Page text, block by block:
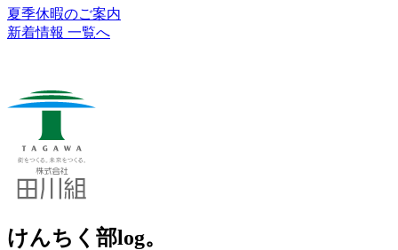
夏季休暇のご案内
新着情報 一覧へ
けんちく部log。